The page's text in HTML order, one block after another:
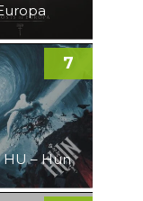
HU – Hun
7